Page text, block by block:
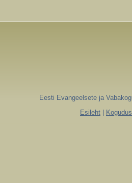
Eesti Evangeelsete ja
Esileht